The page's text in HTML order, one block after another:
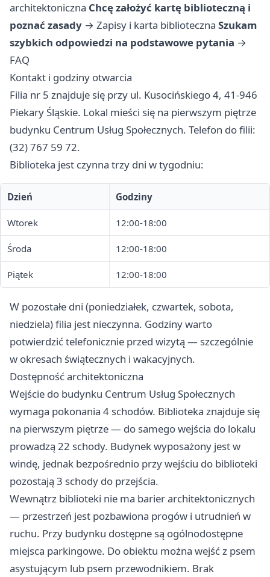
architektoniczna Chcę założyć kartę biblioteczną i
poznać zasady → Zapisy i karta biblioteczna Szukam
szybkich odpowiedzi na podstawowe pytania →
FAQ
Kontakt i godziny otwarcia
Filia nr 5 znajduje się przy ul. Kusocińskiego 4, 41-946
Piekary Śląskie. Lokal mieści się na pierwszym piętrze
budynku Centrum Usług Społecznych. Telefon do filii:
(32) 767 59 72.
Biblioteka jest czynna trzy dni w tygodniu:
Dzień Godziny
Wtorek 12:00-18:00
Środa 12:00-18:00
Piątek 12:00-18:00
W pozostałe dni (poniedziałek, czwartek, sobota,
niedziela) filia jest nieczynna. Godziny warto
potwierdzić telefonicznie przed wizytą — szczególnie
w okresach świątecznych i wakacyjnych.
Dostępność architektoniczna
Wejście do budynku Centrum Usług Społecznych
wymaga pokonania 4 schodów. Biblioteka znajduje się
na pierwszym piętrze — do samego wejścia do lokalu
prowadzą 22 schody. Budynek wyposażony jest w
windę, jednak bezpośrednio przy wejściu do biblioteki
pozostają 3 schody do przejścia.
Wewnątrz biblioteki nie ma barier architektonicznych
— przestrzeń jest pozbawiona progów i utrudnień w
ruchu. Przy budynku dostępne są ogólnodostępne
miejsca parkingowe. Do obiektu można wejść z psem
asystującym lub psem przewodnikiem. Brak